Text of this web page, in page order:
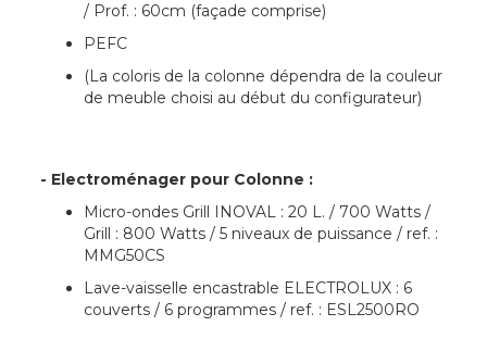
/ Prof. : 60cm (façade comprise)
PEFC
(La coloris de la colonne dépendra de la couleur
de meuble choisi au début du configurateur)
- Electroménager pour Colonne :
Micro-ondes Grill INOVAL : 20 L. / 700 Watts /
Grill : 800 Watts / 5 niveaux de puissance / ref. :
MMG50CS
Lave-vaisselle encastrable ELECTROLUX : 6
couverts / 6 programmes / ref. : ESL2500RO